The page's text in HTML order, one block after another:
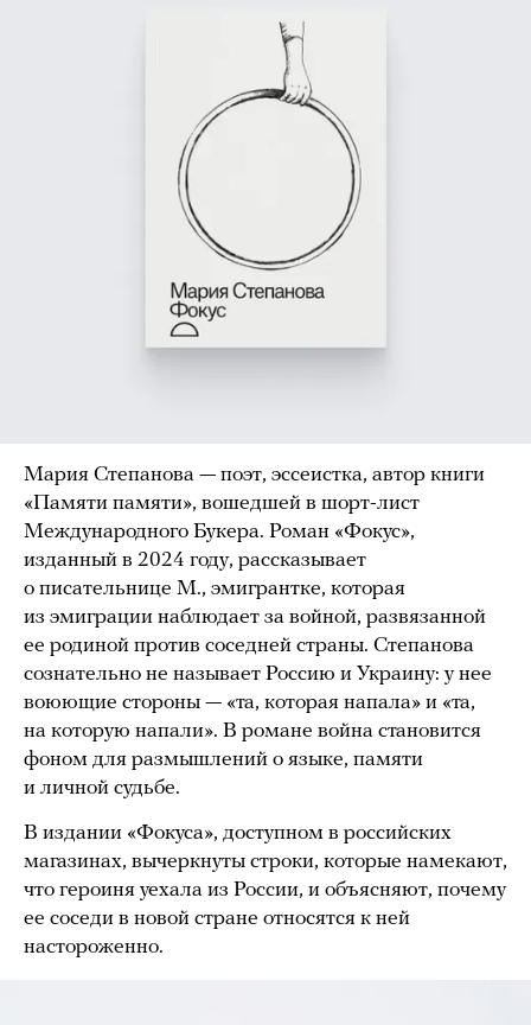
Мария Степанова — поэт, эссеистка, автор книги
«Памяти памяти», вошедшей в шорт-лист
Международного Букера. Роман «Фокус»,
изданный в 2024 году, рассказывает
о писательнице М., эмигрантке, которая
из эмиграции наблюдает за войной, развязанной
ее родиной против соседней страны. Степанова
сознательно не называет Россию и Украину: у нее
воюющие стороны — «та, которая напала» и «та,
на которую напали». В романе война становится
фоном для размышлений о языке, памяти
и личной судьбе.
В издании «Фокуса», доступном в российских
магазинах, вычеркнуты строки, которые намекают,
что героиня уехала из России, и объясняют, почему
ее соседи в новой стране относятся к ней
настороженно.